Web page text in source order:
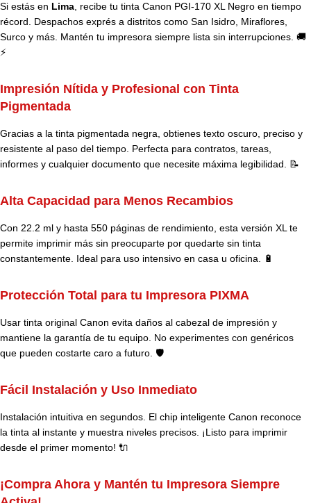
Si estás en Lima, recibe tu tinta Canon PGI-170 XL Negro en tiempo
récord. Despachos exprés a distritos como San Isidro, Miraflores,
Surco y más. Mantén tu impresora siempre lista sin interrupciones. 🚚
⚡
Impresión Nítida y Profesional con Tinta
Pigmentada
Gracias a la tinta pigmentada negra, obtienes texto oscuro, preciso y
resistente al paso del tiempo. Perfecta para contratos, tareas,
informes y cualquier documento que necesite máxima legibilidad. 📝
Alta Capacidad para Menos Recambios
Con 22.2 ml y hasta 550 páginas de rendimiento, esta versión XL te
permite imprimir más sin preocuparte por quedarte sin tinta
constantemente. Ideal para uso intensivo en casa u oficina. 🔋
Protección Total para tu Impresora PIXMA
Usar tinta original Canon evita daños al cabezal de impresión y
mantiene la garantía de tu equipo. No experimentes con genéricos
que pueden costarte caro a futuro. 🛡️
Fácil Instalación y Uso Inmediato
Instalación intuitiva en segundos. El chip inteligente Canon reconoce
la tinta al instante y muestra niveles precisos. ¡Listo para imprimir
desde el primer momento! 🔌
¡Compra Ahora y Mantén tu Impresora Siempre